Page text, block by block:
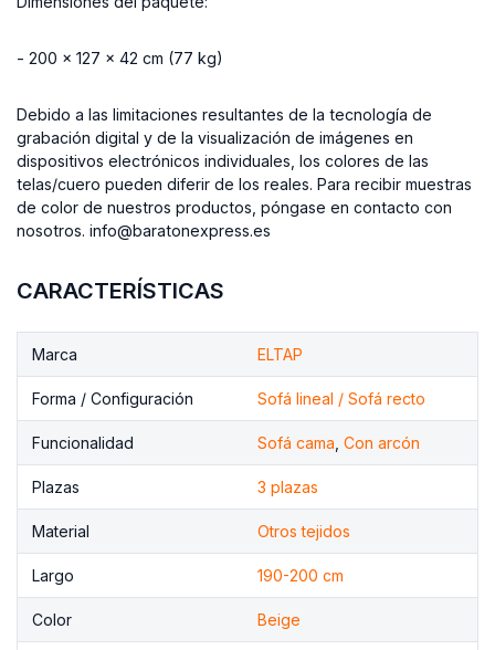
- 200 x 127 x 42 cm (77 kg)
Debido a las limitaciones resultantes de la tecnología de
grabación digital y de la visualización de imágenes en
dispositivos electrónicos individuales, los colores de las
telas/cuero pueden diferir de los reales. Para recibir muestras
de color de nuestros productos, póngase en contacto con
nosotros. info@baratonexpress.es
CARACTERÍSTICAS
Marca ELTAP
Forma / Configuración Sofá lineal / Sofá recto
Funcionalidad Sofá cama Con arcón
Plazas 3 plazas
Material Otros tejidos
Largo 190-200 cm
Color Beige